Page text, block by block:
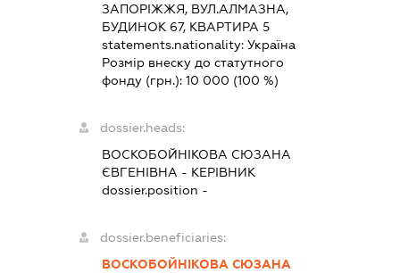
ЗАПОРІЖЖЯ, ВУЛ.АЛМАЗНА,
БУДИНОК 67, КВАРТИРА 5
statements.nationality:Україна
Розмір внеску до статутного
фонду (грн.):10 000 (100 %)
dossier.heads:
ВОСКОБОЙНІКОВА СЮЗАНА
ЄВГЕНІВНА - КЕРІВНИК
dossier.position -
dossier.beneficiaries:
ВОСКОБОЙНІКОВА СЮЗАНА